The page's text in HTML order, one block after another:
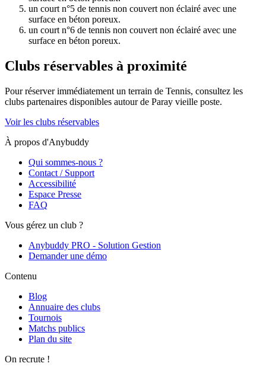
un court n°5 de tennis non couvert non éclairé avec une
surface en béton poreux.
un court n°6 de tennis non couvert non éclairé avec une
surface en béton poreux.
Clubs réservables à proximité
Pour réserver immédiatement un terrain de Tennis, consultez les
clubs partenaires disponibles autour de Paray vieille poste.
Voir les clubs réservables
À propos d'Anybuddy
Qui sommes-nous ?
Contact / Support
Accessibilité
Espace Presse
FAQ
Vous gérez un club ?
Anybuddy PRO - Solution Gestion
Demander une démo
Contenu
Blog
Annuaire des clubs
Tournois
Matchs publics
Plan du site
On recrute !